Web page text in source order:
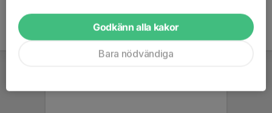
Godkänn alla kakor
Bara nödvändiga